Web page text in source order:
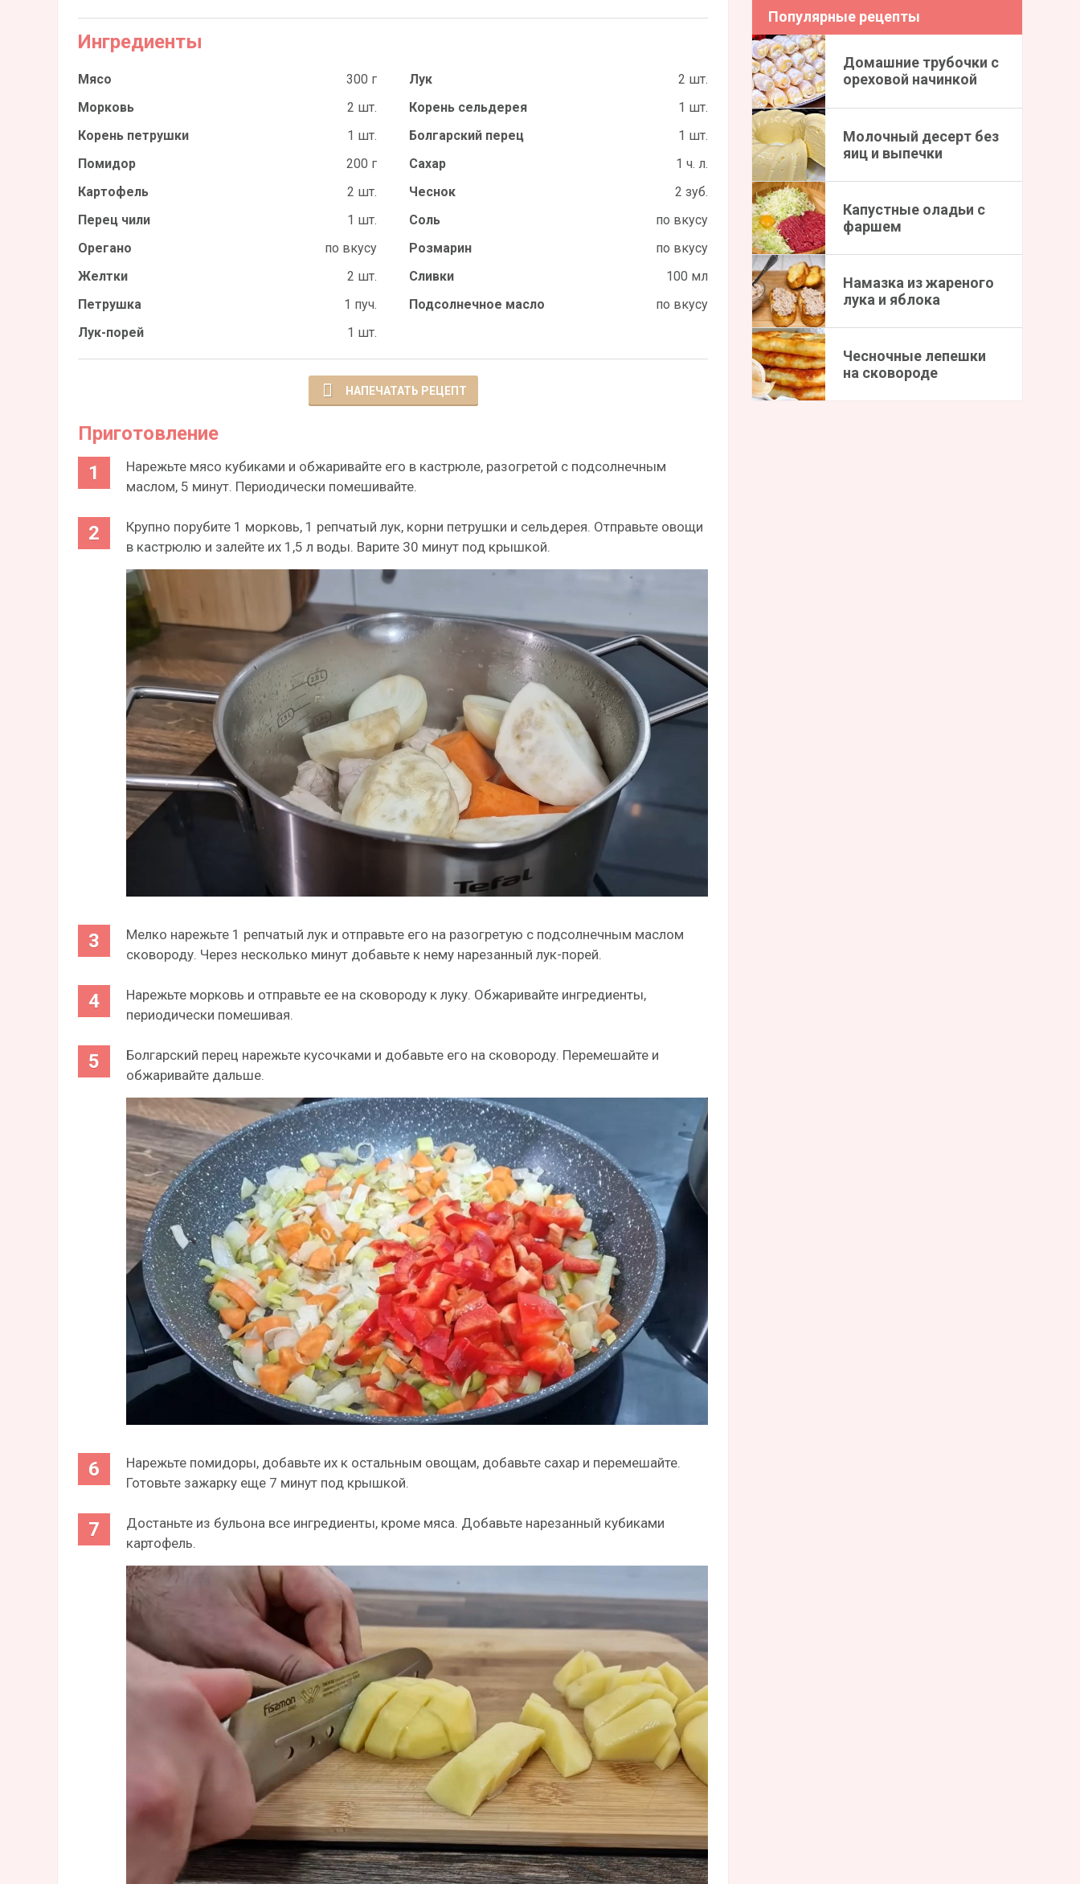
Ингредиенты
Мясо 300 г Лук
2 шт.
Морковь
2 шт. Корень сельдерея
1 шт.
Корень петрушки
1 шт. Болгарский перец
1 шт.
Помидор
200 г Сахар
1 ч. л.
Картофель
2 шт. Чеснок
2 зуб.
Перец чили
1 шт. Соль
по вкусу
Орегано
по вкусу Розмарин
по вкусу
Желтки
2 шт. Сливки
100 мл
Петрушка
1 пуч. Подсолнечное масло
по вкусу
Лук-порей
1 шт.
НАПЕЧАТАТЬ РЕЦЕПТ
Приготовление
Нарежьте мясо кубиками и обжаривайте его в кастрюле, разогретой с подсолнечным
маслом, 5 минут. Периодически помешивайте.
Крупно порубите 1 морковь, 1 репчатый лук, корни петрушки и сельдерея. Отправьте овощи
в кастрюлю и залейте их 1,5 л воды. Варите 30 минут под крышкой.
Мелко нарежьте 1 репчатый лук и отправьте его на разогретую с подсолнечным маслом
сковороду. Через несколько минут добавьте к нему нарезанный лук-порей.
Нарежьте морковь и отправьте ее на сковороду к луку. Обжаривайте ингредиенты,
периодически помешивая.
Болгарский перец нарежьте кусочками и добавьте его на сковороду. Перемешайте и
обжаривайте дальше.
Нарежьте помидоры, добавьте их к остальным овощам, добавьте сахар и перемешайте.
Готовьте зажарку еще 7 минут под крышкой.
Достаньте из бульона все ингредиенты, кроме мяса. Добавьте нарезанный кубиками
картофель.
Популярные рецепты
Домашние трубочки с
ореховой начинкой
Молочный десерт без
яиц и выпечки
Капустные оладьи с
фаршем
Намазка из жареного
лука и яблока
Чесночные лепешки
на сковороде